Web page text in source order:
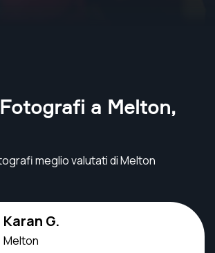
a Melton,
meglio valutati di Melton
Karan G.
Melton